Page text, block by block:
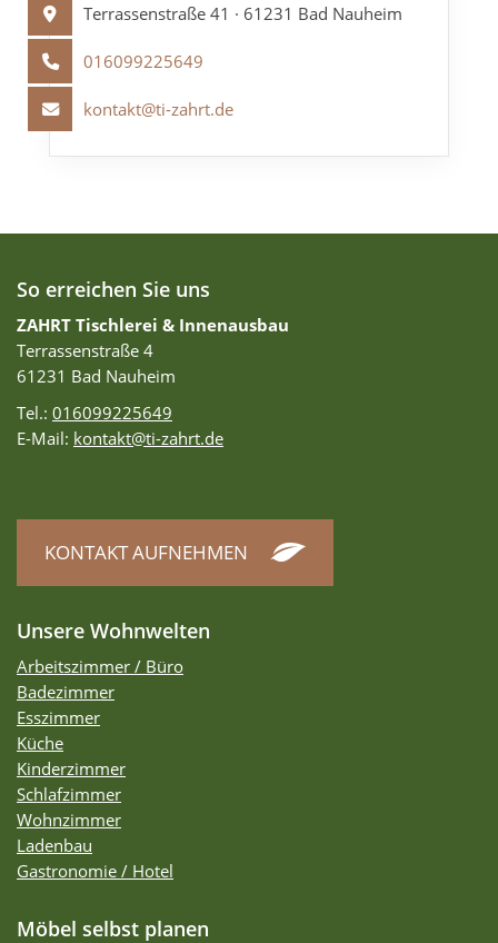
Terrassenstraße 41 · 61231 Bad Nauheim
016099225649
kontakt@ti-zahrt.de
So erreichen Sie uns
ZAHRT Tischlerei & Innenausbau
Terrassenstraße 4
61231 Bad Nauheim
Tel.: 016099225649
E-Mail: kontakt@ti-zahrt.de
KONTAKT AUFNEHMEN
Unsere Wohnwelten
Arbeitszimmer / Büro
Badezimmer
Esszimmer
Küche
Kinderzimmer
Schlafzimmer
Wohnzimmer
Ladenbau
Gastronomie / Hotel
Möbel selbst planen